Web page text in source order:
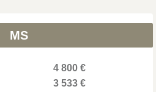
MS
4 800 €
3 533 €